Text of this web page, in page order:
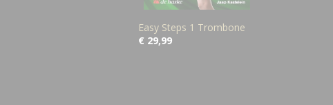
Easy Steps 1 Trombone
€ 29,99